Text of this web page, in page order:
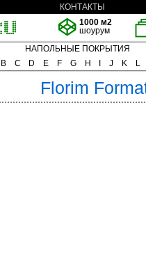
КОНТАКТЫ
1000 м2
шоурум
НАПОЛЬНЫЕ ПОКРЫТИЯ
B C D E F G H J K L
Florim